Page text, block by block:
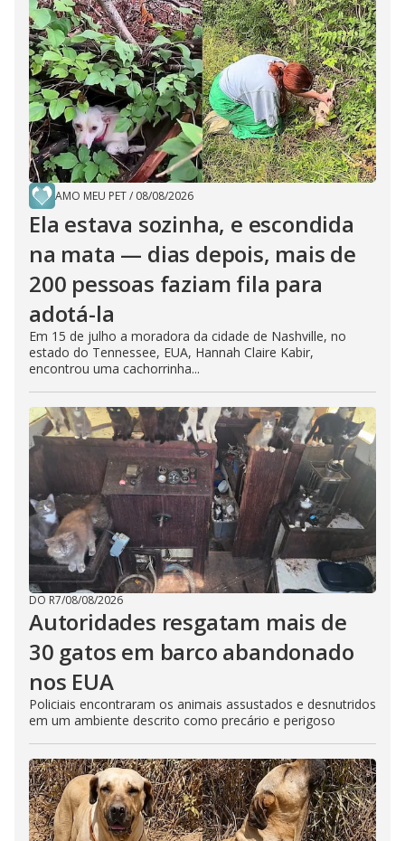
AMO MEU PET/ 08/08/2026
Ela estava sozinha, e escondida
na mata — dias depois, mais de
200 pessoas faziam fila para
adotá-la
Em 15 de julho a moradora da cidade de Nashville, no
estado do Tennessee, EUA, Hannah Claire Kabir,
encontrou uma cachorrinha...
DO R7/08/08/2026
Autoridades resgatam mais de
30 gatos em barco abandonado
nos EUA
Policiais encontraram os animais assustados e desnutridos
em um ambiente descrito como precário e perigoso